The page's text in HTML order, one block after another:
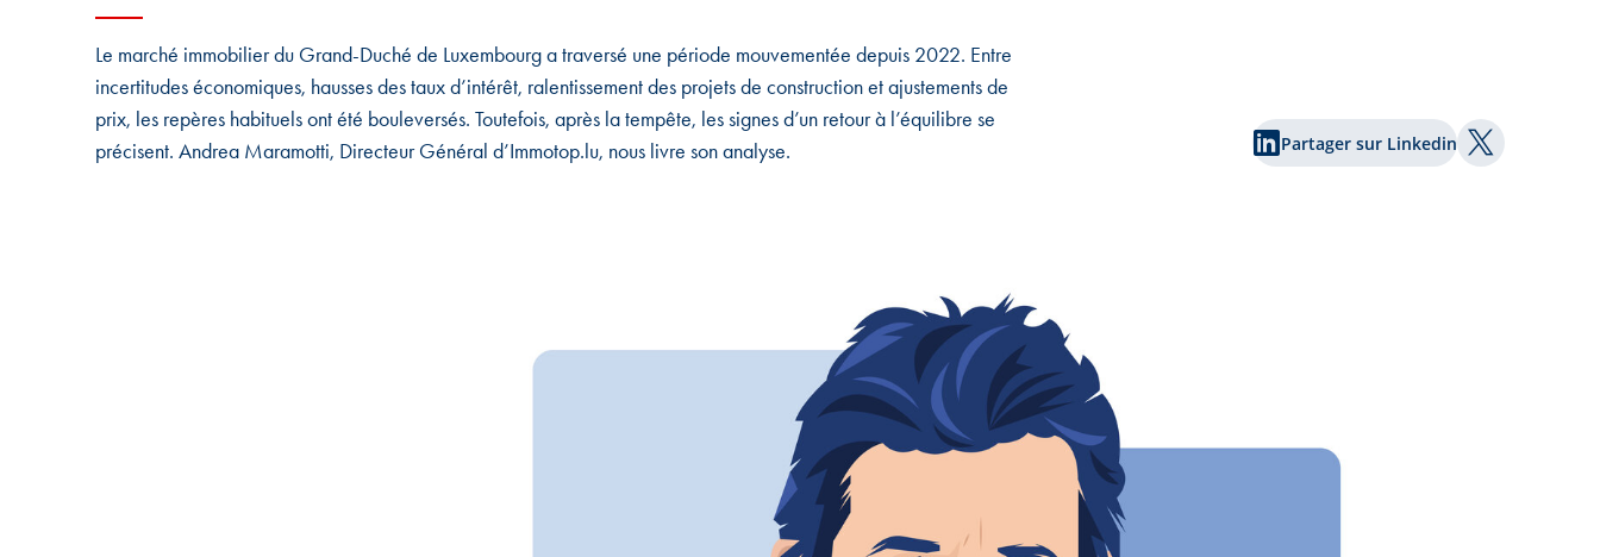
Partager sur Linkedin Partager sur
Le marché immobilier du Grand-Duché de Luxembourg a traversé une période mouvementée depuis 2022. Entre
incertitudes économiques, hausses des taux d’intérêt, ralentissement des projets de construction et ajustements de
prix, les repères habituels ont été bouleversés. Toutefois, après la tempête, les signes d’un retour à l’équilibre se
précisent. Andrea Maramotti, Directeur Général d’Immotop.lu, nous livre son analyse.